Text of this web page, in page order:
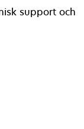
support och